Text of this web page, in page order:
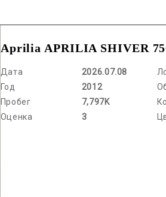
Aprilia APRILIA SHIVER
Дата
2026.07.08
Год
2012
Пробег
7,797K
Оценка
3